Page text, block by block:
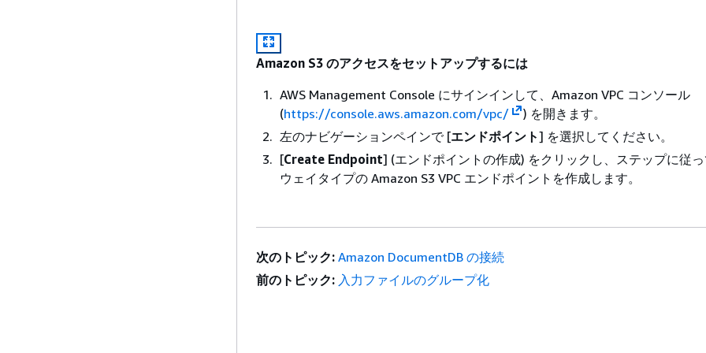
Amazon S3 のアクセスをセットアップするには
AWS Management Console にサインインして、Amazon VPC コンソール
(https://console.aws.amazon.com/vpc/
) を開きます。
左のナビゲーションペインで [エンドポイント] を選択してください。
[Create Endpoint] (エンドポイントの作成) をクリックし、ステップに従っ
ウェイタイプの Amazon S3 VPC エンドポイントを作成します。
次のトピック: Amazon DocumentDB の接続
前のトピック: 入力ファイルのグループ化